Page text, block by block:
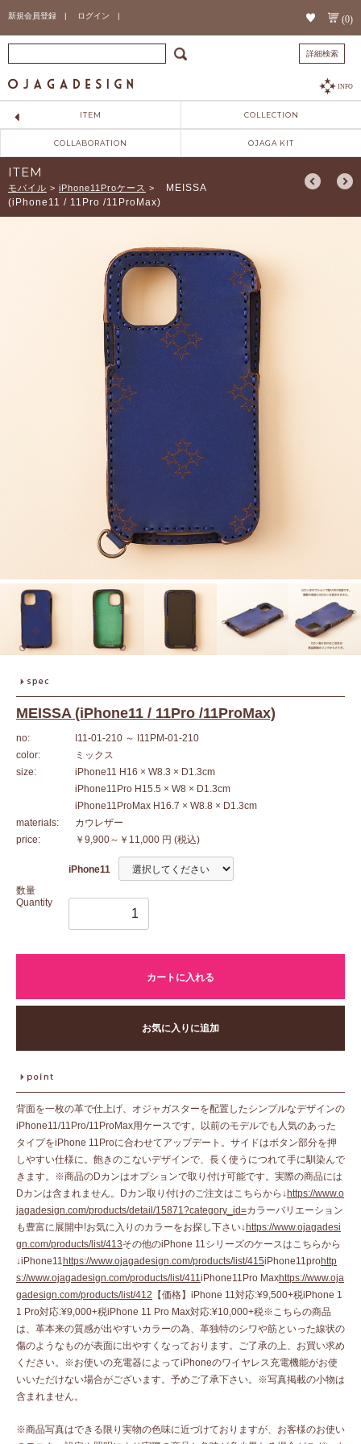
新規会員登録 | ログイン | (0)
詳細検索
INFO
ITEM COLLECTION
COLLABORATION OJAGA KIT
ITEM
モバイル > iPhone11Proケース >
MEISSA
(iPhone11 / 11Pro /11ProMax)
MEISSA (iPhone11 / 11Pro /11ProMax)
no: I11-01-210 ～ I11PM-01-210
color:
ミックス
size:
iPhone11 H16 × W8.3 × D1.3cm
iPhone11Pro H15.5 × W8 × D1.3cm
iPhone11ProMax H16.7 × W8.8 × D1.3cm
materials:
カウレザー
price:
￥9,900～￥11,000 円 (税込)
数量
Quantity
iPhone11
カートに入れる
お気に入りに追加
背面を一枚の革で仕上げ、オジャガスターを配置したシンプルなデザインの
iPhone11/11Pro/11ProMax用ケースです。以前のモデルでも人気のあった
タイプをiPhone 11Proに合わせてアップデート。サイドはボタン部分を押
しやすい仕様に。飽きのこないデザインで、長く使うにつれて手に馴染んで
きます。※商品のDカンはオプションで取り付け可能です。実際の商品には
Dカンは含まれません。Dカン取り付けのご注文はこちらから↓ https://www.o
jagadesign.com/products/detail/15871?category_id=カラーバリエーション
も豊富に展開中!お気に入りのカラーをお探し下さい↓ https://www.ojagadesi
gn.com/products/list/413その他のiPhone 11シリーズのケースはこちらから
↓iPhone11 https://www.ojagadesign.com/products/list/415iPhone11prohttp
s://www.ojagadesign.com/products/list/411iPhone11Pro Maxhttps://www.oja
gadesign.com/products/list/412 【価格】iPhone 11対応:¥9,500+税iPhone 1
1 Pro対応:¥9,000+税iPhone 11 Pro Max対応:¥10,000+税※こちらの商品
は、革本来の質感が出やすいカラーの為、革独特のシワや筋といった線状の
傷のようなものが表面に出やすくなっております。ご了承の上、お買い求め
ください。※お使いの充電器によってiPhoneのワイヤレス充電機能がお使
いいただけない場合がございます。予めご了承下さい。※写真掲載の小物は
含まれません。
※商品写真はできる限り実物の色味に近づけておりますが、お客様のお使い